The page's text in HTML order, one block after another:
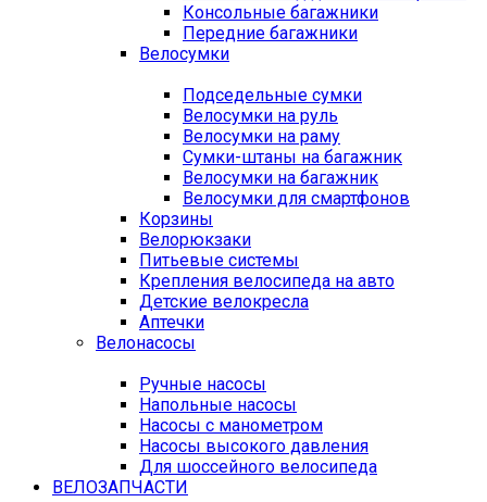
Консольные багажники
Передние багажники
Велосумки
Подседельные сумки
Велосумки на руль
Велосумки на раму
Сумки-штаны на багажник
Велосумки на багажник
Велосумки для смартфонов
Корзины
Велорюкзаки
Питьевые системы
Крепления велосипеда на авто
Детские велокресла
Аптечки
Велонасосы
Ручные насосы
Напольные насосы
Насосы с манометром
Насосы высокого давления
Для шоссейного велосипеда
ВЕЛОЗАПЧАСТИ